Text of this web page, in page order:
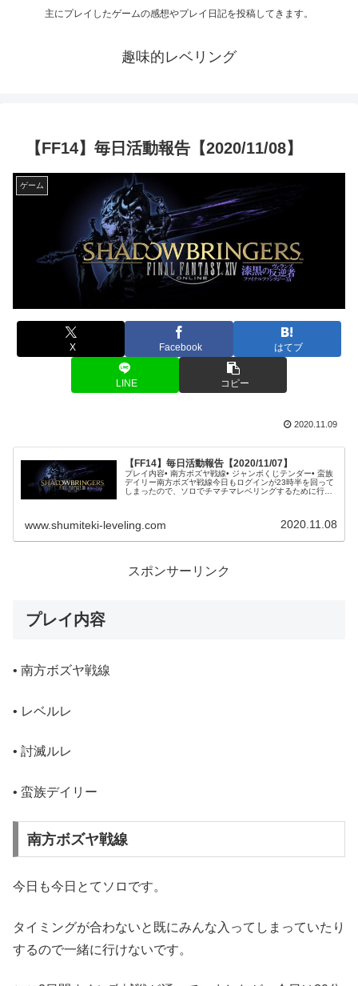
主にプレイしたゲームの感想やプレイ日記を投稿してきます。
趣味的レベリング
【FF14】毎日活動報告【2020/11/08】
ゲーム
X Facebook はてブ
LINE コピー
2020.11.09
【FF14】毎日活動報告【2020/11/07】
プレイ内容• 南方ボズヤ戦線• ジャンボくじテンダー• 蛮族
デイリー南方ボズヤ戦線今日もログインが23時半を回って
しまったので、ソロでチマチマレベリングするために行き
www.shumiteki-leveling.com 2020.11.08
スポンサーリンク
プレイ内容
• 南方ボズヤ戦線
• レベルレ
• 討滅ルレ
• 蛮族デイリー
南方ボズヤ戦線
今日も今日とてソロです。
タイミングが合わないと既にみんな入ってしまっていたり
するので一緒に行けないです。